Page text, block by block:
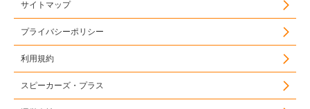
サイトマップ
プライバシーポリシー
利用規約
スピーカーズ・プラス